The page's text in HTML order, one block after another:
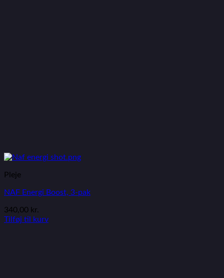
Pleje
NAF Energi Boost, 3-pak
340,00 kr.
Tilføj til kurv